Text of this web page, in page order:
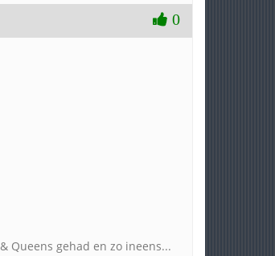
0
Queens gehad en zo ineens...